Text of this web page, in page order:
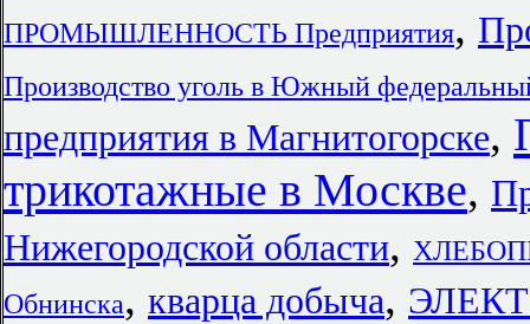
ПРОМЫШЛЕННОСТЬ Предприятия,
Производство уголь в Южный
предприятия в Магнитогорске,
трикотажные в Москве,
Нижегородской области,
Обнинска, кварца добыча,